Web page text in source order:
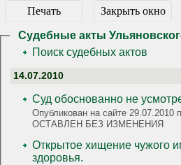
Печать Закрыть окно
Судебные акты
Поиск судебных актов
14.07.2010
Суд обоснованно не
Опубликован на сайте 29.07.2010
ОСТАВЛЕН БЕЗ ИЗМЕНЕНИЯ
Открытое хищение чужого
здоровья.